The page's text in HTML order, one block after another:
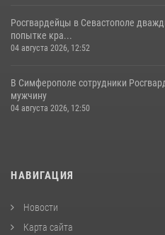
Росгвардейцы в Севастополе
попытке кра...
04 августа 2026, 12:52
В Симферополе сотрудники
мужчину
04 августа 2026, 12:50
НАВИГАЦИЯ
Новости
Карта сайта